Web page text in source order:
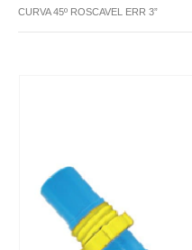
CURVA 45º ROSCAVEL ERR 3”